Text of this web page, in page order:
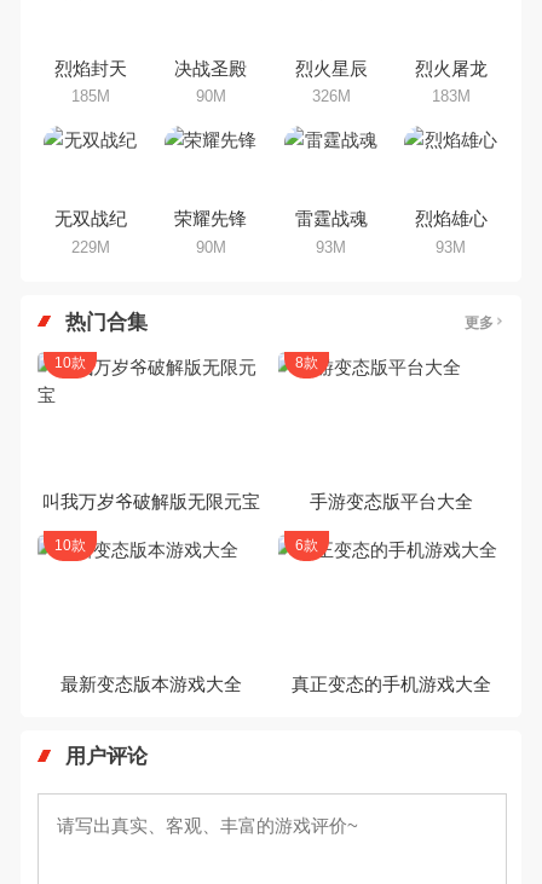
集，欢迎大家前来选择下载体验
烈焰封天
185M
决战圣殿
90M
烈火星辰
326M
烈火屠龙
183M
无双战纪
229M
荣耀先锋
90M
雷霆战魂
93M
烈焰雄心
93M
热门合集 更多
叫我万岁爷破解版无限元宝
10款
手游变态版平台大全
8款
最新变态版本游戏大全
10款
真正变态的手机游戏大全
6款
用户评论